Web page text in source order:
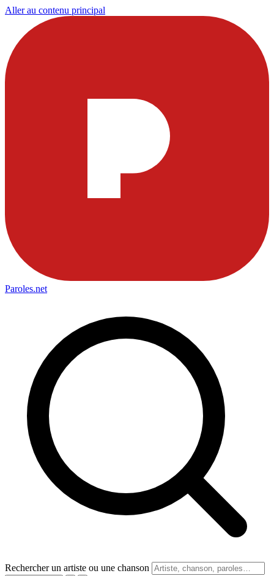
Aller au contenu principal
Paroles.net
Rechercher un artiste ou une chanson